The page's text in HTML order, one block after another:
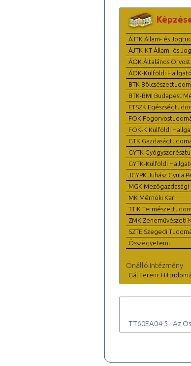
ÁJTK Állam- és
ÁJTK-KT Állam- és
ÁOK Általános
ÁOK-Külföldi
BTK
BTK-BMI Budapest
ETSZK
FOK
FOK-K Külföldi
GTK
GYTK
GYTK-Külföldi
JGYPK Juhász Gyula
MGK Mezőgazdasági
MK Mérnöki Kar
TTIK
ZMK Zeneművészeti
SZTE Szegedi
Összegyetemi
Önálló intézmény
Gál Ferenc
TT60EA04-5 - Az